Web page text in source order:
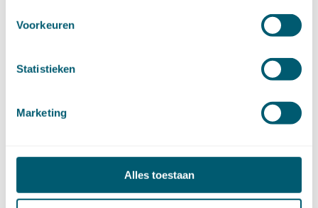
Voorkeuren
Statistieken
Marketing
Alles toestaan
juli (7)
maart (17)
►
2025 (153)